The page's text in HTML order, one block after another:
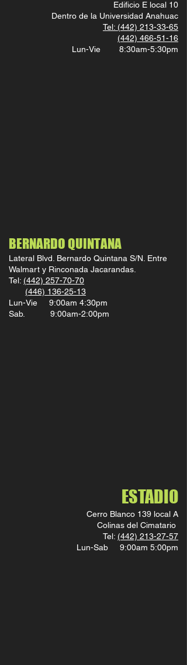
Edificio E local 10
Dentro de la Universidad Anahuac
Tel: (442) 213-33-65
(442) 466-51-16
Lun-Vie 8:30am-5:30pm
BERNARDO QUINTANA
Lateral Blvd. Bernardo Quintana S/N. Entre
Walmart y Rinconada Jacarandas.
Tel: (442) 257-70-70
(446) 136-25-13
Lun-Vie 9:00am 4:30pm
Sab. 9:00am-2:00pm
ESTADIO
Cerro Blanco 139 local A
Colinas del Cimatario
Tel: (442) 213-27-57
Lun-Sab 9:00am 5:00pm